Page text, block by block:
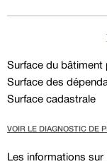
Surface du bâtiment
Surface des
Surface cadastrale
VOIR LE DIAGNOSTIC DE
Les informations